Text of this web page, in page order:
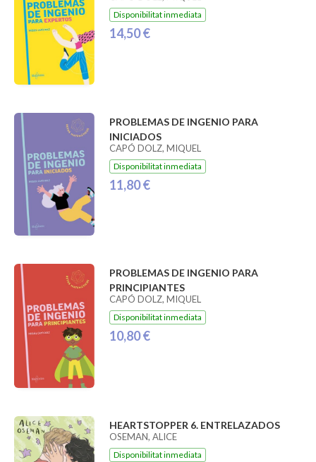
Disponibilitat inmediata
14,50 €
PROBLEMAS DE INGENIO PARA
INICIADOS
CAPÓ DOLZ, MIQUEL
Disponibilitat inmediata
11,80 €
PROBLEMAS DE INGENIO PARA
PRINCIPIANTES
CAPÓ DOLZ, MIQUEL
Disponibilitat inmediata
10,80 €
HEARTSTOPPER 6. ENTRELAZADOS
OSEMAN, ALICE
Disponibilitat inmediata